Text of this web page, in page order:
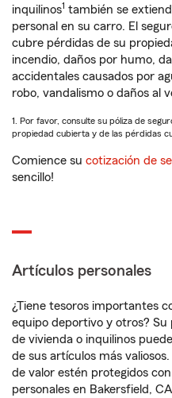
inquilinos1 también se
personal en su carro. El
cubre pérdidas de su
incendio, daños por humo,
accidentales causados por
robo, vandalismo o daños al
1. Por favor, consulte su póliza de
propiedad cubierta y de las pérdidas
Comience su cotización de
sencillo!
Artículos personales
¿Tiene tesoros importantes
equipo deportivo y otros? Su
de vivienda o inquilinos
de sus artículos más
de valor estén protegidos
personales en Bakersfield,